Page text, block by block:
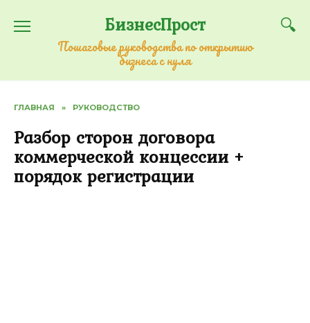
содержанию
БизнесПрост
Пошаговые руководства по открытию
бизнеса с нуля
ГЛАВНАЯ » РУКОВОДСТВО
Разбор сторон договора
коммерческой концессии +
порядок регистрации